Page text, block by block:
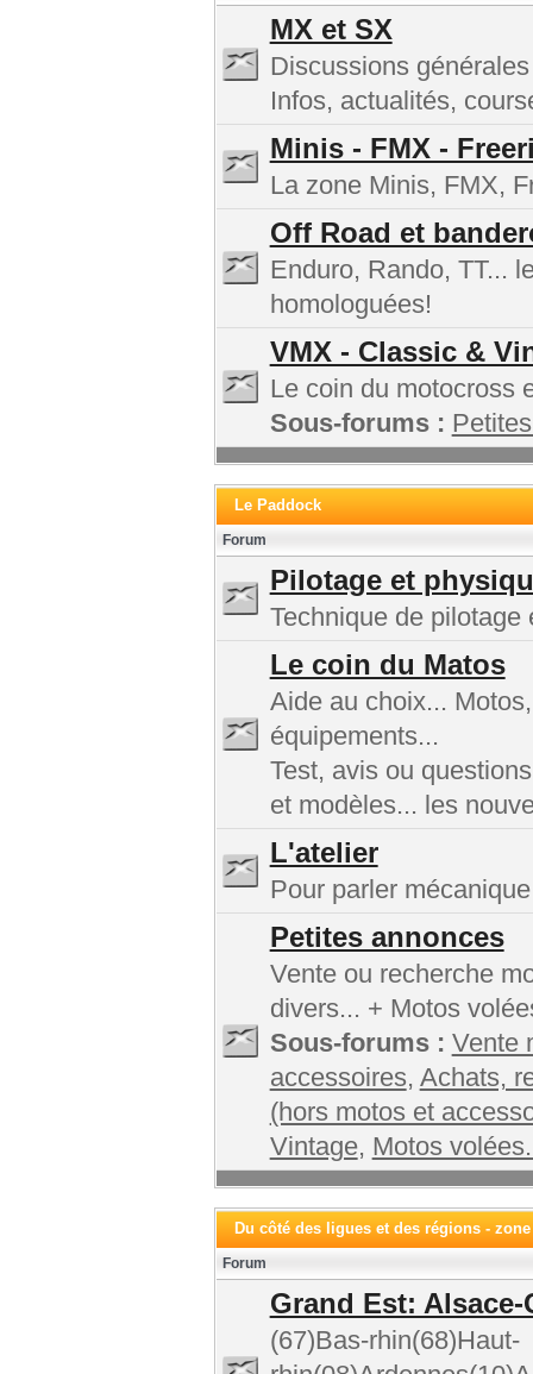
MX et SX
Discussions
Infos, actualités,
Minis - FMX -
La zone Minis, FMX,
Off Road et
Enduro, Rando, TT...
homologuées!
VMX - Classic &
Le coin du motocross
Sous-forums :
Le Paddock
Forum
Pilotage et
Technique de
Le coin du Matos
Aide au choix...
équipements...
Test, avis ou
et modèles... les
L'atelier
Pour parler
Petites annonces
Vente ou recherche
divers... + Motos
Sous-forums : Vente
accessoires, Achats,
(hors motos et
Vintage, Motos
Du côté des ligues et des régions -
Forum
Grand Est:
(67)Bas-rhin(68)Haut-